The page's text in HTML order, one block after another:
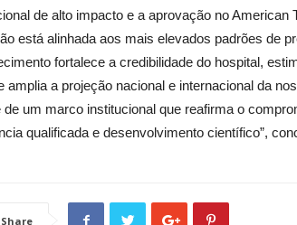
de alto impacto e a aprovação no
está alinhada aos mais elevados padrões de
fortalece a credibilidade do hospital,
amplia a projeção nacional e internacional da
de um marco institucional que reafirma o
qualificada e desenvolvimento científico”,
Share